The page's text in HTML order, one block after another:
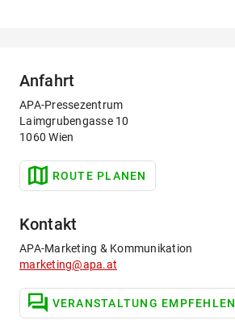
Anfahrt
APA-Pressezentrum
Laimgrubengasse 10
1060 Wien
ROUTE PLANEN
Kontakt
APA-Marketing & Kommunikation
marketing@apa.at
VERANSTALTUNG EMPFEHLEN